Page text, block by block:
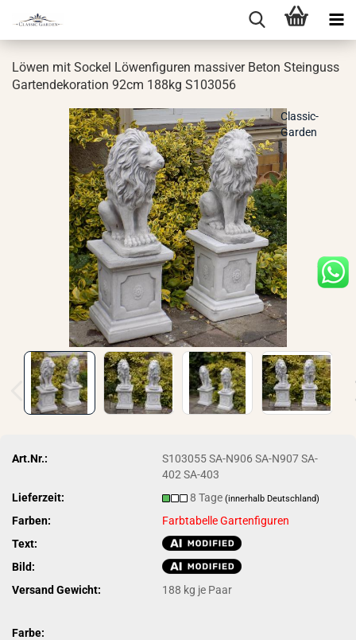
Löwen mit So­ckel Lö­wen­fi­gu­ren mas­si­ver Beton Stein­guss
Gar­ten­de­ko­ra­ti­on 92cm 188kg S103056
Classic-
Garden
Art.Nr.:
S103055 SA-N906 SA-N907 SA-
402 SA-403
Lieferzeit:
8 Tage(innerhalb Deutschland)
Farben:
Farbtabelle Gartenfiguren
Text:
Bild:
Versand Gewicht:
188 kg je Paar
Farbe: